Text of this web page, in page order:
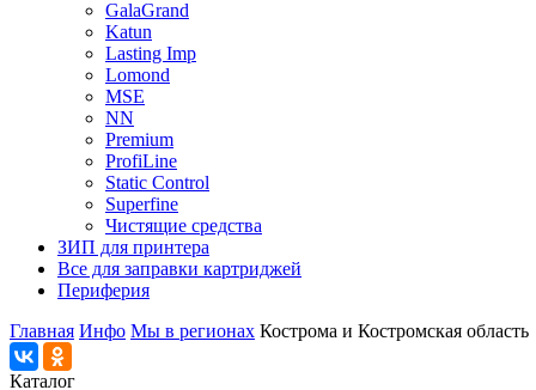
GalaGrand
Katun
Lasting Imp
Lomond
MSE
NN
Premium
ProfiLine
Static Control
Superfine
Чистящие средства
ЗИП для принтера
Все для заправки картриджей
Периферия
Главная Инфо Мы в регионах Кострома и Костромская область
Каталог